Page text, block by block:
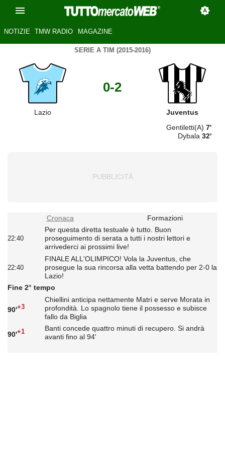
NOTIZIE TMW RADIO MAGAZINE
SERIE A TIM (2015-2016)
Lazio
0-2
Juventus
Gentiletti(A) 7'
Dybala 32'
Cronaca Formazioni
22:40
Per questa diretta testuale è tutto. Buon
proseguimento di serata a tutti i nostri lettori e
arrivederci ai prossimi live!
22:40
FINALE ALL'OLIMPICO! Vola la Juventus, che
prosegue la sua rincorsa alla vetta battendo per 2-0 la
Lazio!
Fine 2° tempo
90'+3
Chiellini anticipa nettamente Matri e serve Morata in
profondità. Lo spagnolo tiene il possesso e subisce
fallo da Biglia
90'+1
Banti concede quattro minuti di recupero. Si andrà
avanti fino al 94'